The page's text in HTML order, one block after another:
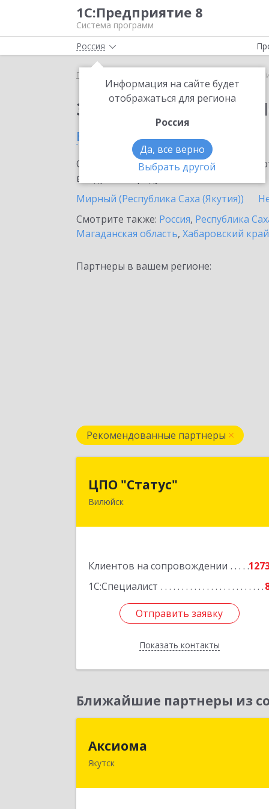
1С:Предприятие 8
Система программ
Россия
Информация на сайте будет
отображаться для региона
Россия
Да, все верно
Выбрать другой
Главная 1C-
Заказать 1C-Ритейл
в Вилюйске
Ознакомьтесь с информационными
внедрение продукта.
Мирный (Республика Саха (Якутия))
Смотрите также: Россия, Республика
Магаданская область, Хабаровский край
Партнеры в вашем регионе:
Рекомендованные партнеры
ЦПО "Статус"
Вилюйск
Клиентов на сопровождении
1С:Специалист
Отправить заявку
Показать контакты
677000, Саха /Якутия/ Респ, Якутск г,
Отправить заявку
Назад
Ближайшие партнеры из
Аксиома
Якутск677000, Саха /Якутия/ Респ, Якутск г,